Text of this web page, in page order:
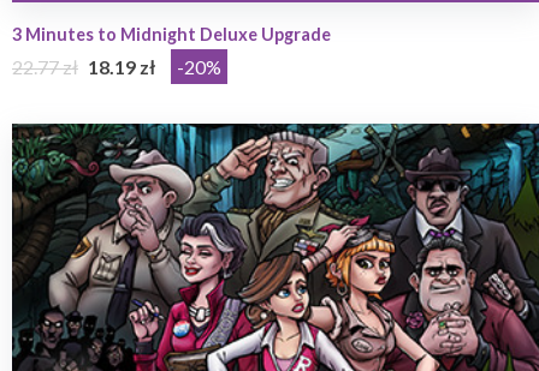
3 Minutes to Midnight Deluxe Upgrade
22.77 zł 18.19 zł -20%